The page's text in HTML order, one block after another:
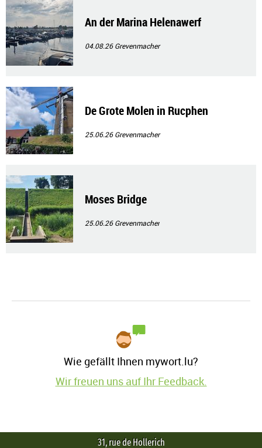
An der Marina Helenawerf
04.08.26Grevenmacher
De Grote Molen in Rucphen
25.06.26Grevenmacher
Moses Bridge
25.06.26Grevenmacher
Wie gefällt Ihnen mywort.lu?
Wir freuen uns auf Ihr Feedback.
31, rue de Hollerich